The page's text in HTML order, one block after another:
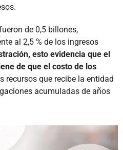
de 0,5 billones,
al 2,5 % de los ingresos
esto evidencia que el
de que el costo de los
recursos que recibe la entidad
acumuladas de años